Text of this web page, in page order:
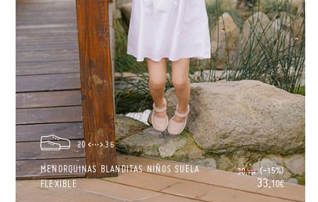
20 36
MENORQUINAS BLANDITAS NIÑOS SUELA
FLEXIBLE
38,95€ (-15%)
33,10€